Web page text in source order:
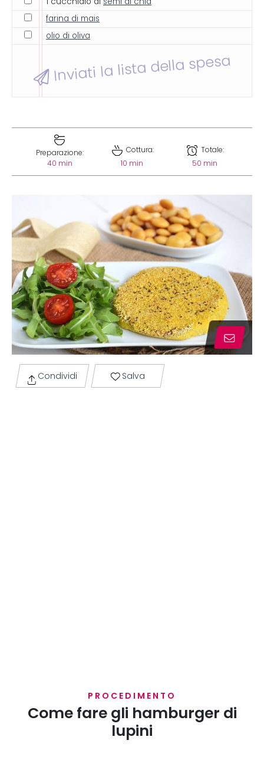
farina di mais
olio di oliva
Inviati la lista della spesa
Preparazione:
40 min
Cottura:
10 min
Totale:
50 min
Condividi Salva
PROCEDIMENTO
Come fare gli hamburger di
lupini